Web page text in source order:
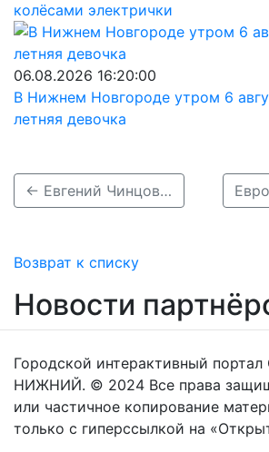
колёсами электрички
06.08.2026 16:20:00
В Нижнем Новгороде утром 6
летняя девочка
← Евгений Чинцов встретился с руководителями представительных органов 11 городов
Возврат к списку
Новости
Городской интерактивный
НИЖНИЙ. © 2024 Все права
или частичное копирование
только с гиперссылкой на